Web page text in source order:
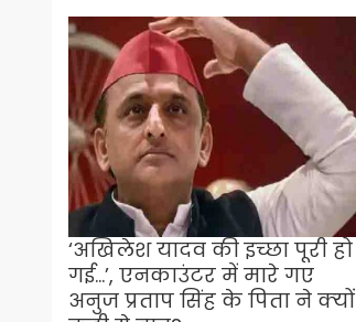
‘अखिलेश यादव की इच्छा पूरी हो
गई…’, एनकाउंटर में मारे गए
अनुज प्रताप स‍िंह के प‍िता ने क्‍यों